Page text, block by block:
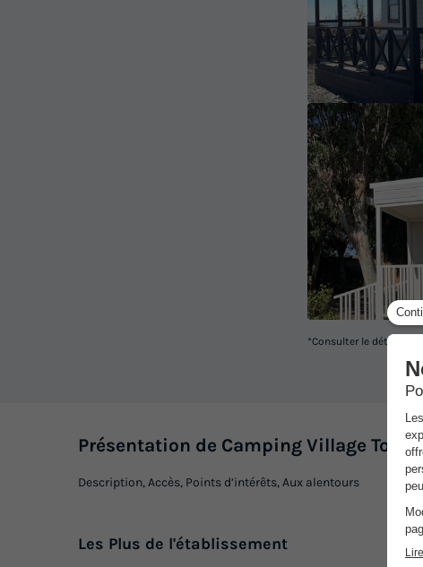
*Consulter le détail de
Présentation de Camping Village
Description, Accès, Points d’intérêts, Aux alentours
Les Plus de l'établissement